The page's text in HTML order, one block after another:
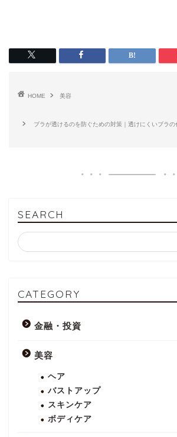
HOME 美容
ブラが透けるのを防ぐための対策｜透けにくいブラの
SEARCH
CATEGORY
金融・投資
美容
ヘア
バストアップ
スキンケア
ボディケア